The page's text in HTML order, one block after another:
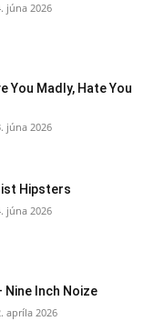
júna 2026
You Madly, Hate You
júna 2026
Hipsters
júna 2026
Nine Inch Noize
apríla 2026